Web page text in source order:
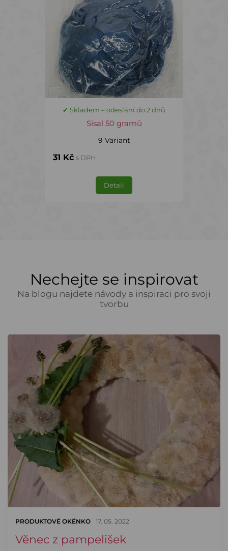
✔ Skladem – odeslání do 2 dnů
Sisal 50 gramů
9 Variant
31 Kč s DPH
Detail
Nechejte se inspirovat
Na blogu najdete návody a inspiraci pro svoji
tvorbu
PRODUKTOVÉ OKÉNKO 17. 05. 2022
Věnec z pampelišek